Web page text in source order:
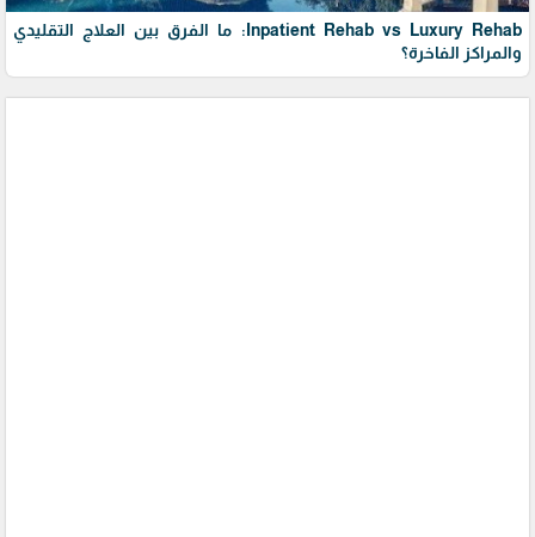
Inpatient Rehab vs Luxury Rehab: ما الفرق بين العلاج التقليدي
والمراكز الفاخرة؟